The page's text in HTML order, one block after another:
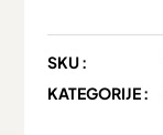
SKU :
KATEGORIJE :